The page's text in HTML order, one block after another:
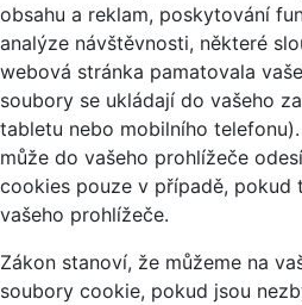
obsahu a reklam, poskytování
analýze návštěvnosti, některé
webová stránka pamatovala
soubory se ukládají do vašeho
tabletu nebo mobilního
může do vašeho prohlížeče
cookies pouze v případě, pokud
vašeho prohlížeče.
Zákon stanoví, že můžeme na
soubory cookie, pokud jsou